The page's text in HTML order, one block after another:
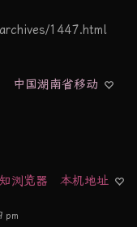
1447.html
中国湖南省移动
浏览器 本机地址
pm